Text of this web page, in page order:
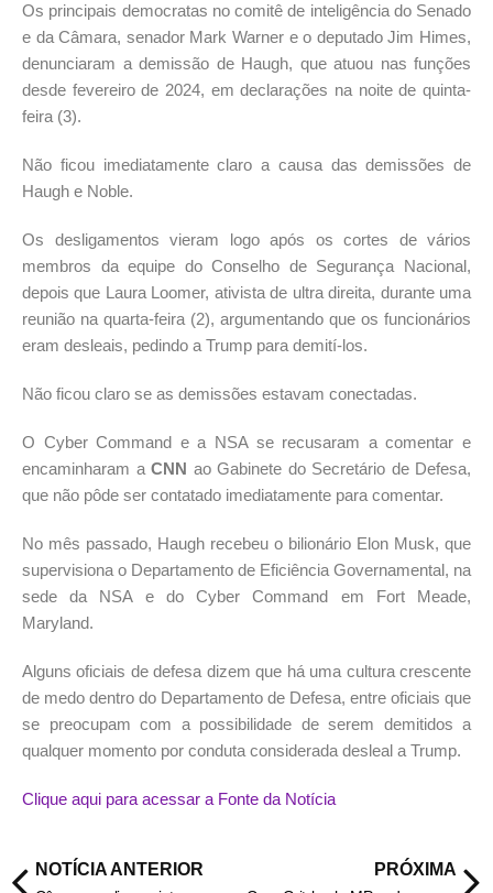
Os principais democratas no comitê de inteligência do Senado
e da Câmara, senador Mark Warner e o deputado Jim Himes,
denunciaram a demissão de Haugh, que atuou nas funções
desde fevereiro de 2024, em declarações na noite de quinta-
feira (3).
Não ficou imediatamente claro a causa das demissões de
Haugh e Noble.
Os desligamentos vieram logo após os cortes de vários
membros da equipe do Conselho de Segurança Nacional,
depois que Laura Loomer, ativista de ultra direita, durante uma
reunião na quarta-feira (2), argumentando que os funcionários
eram desleais, pedindo a Trump para demití-los.
Não ficou claro se as demissões estavam conectadas.
O Cyber ​​Command e a NSA se recusaram a comentar e
encaminharam a CNN ao Gabinete do Secretário de Defesa,
que não pôde ser contatado imediatamente para comentar.
No mês passado, Haugh recebeu o bilionário Elon Musk, que
supervisiona o Departamento de Eficiência Governamental, na
sede da NSA e do Cyber ​​Command em Fort Meade,
Maryland.
Alguns oficiais de defesa dizem que há uma cultura crescente
de medo dentro do Departamento de Defesa, entre oficiais que
se preocupam com a possibilidade de serem demitidos a
qualquer momento por conduta considerada desleal a Trump.
Clique aqui para acessar a Fonte da Notícia
NOTÍCIA ANTERIOR PRÓXIMA